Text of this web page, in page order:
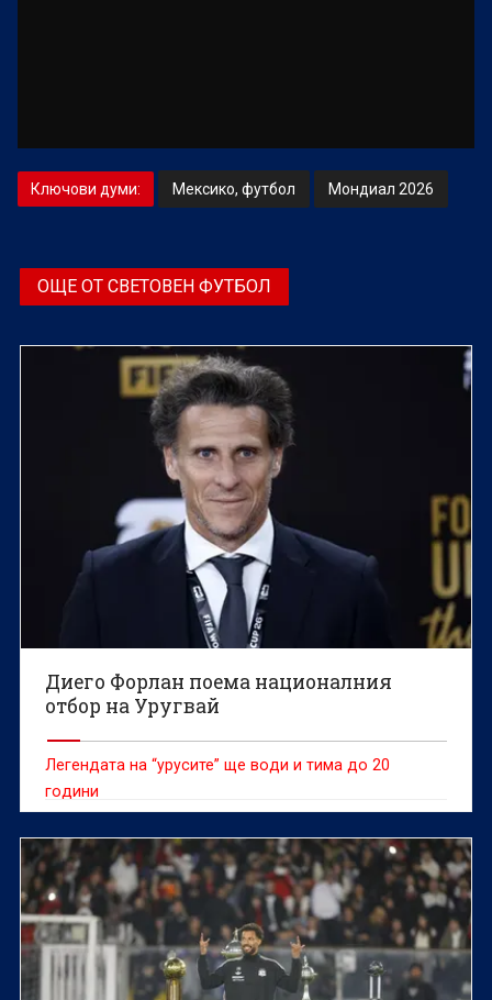
Ключови думи: Мексико, футбол Мондиал 2026
ОЩЕ ОТ СВЕТОВЕН ФУТБОЛ
Диего Форлан поема националния
отбор на Уругвай
Легендата на “урусите” ще води и тима до 20
години